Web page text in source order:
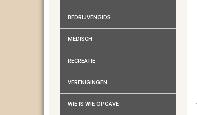
BEDRIJVENGIDS
MEDISCH
RECREATIE
VERENIGINGEN
WIE IS WIE OPGAVE